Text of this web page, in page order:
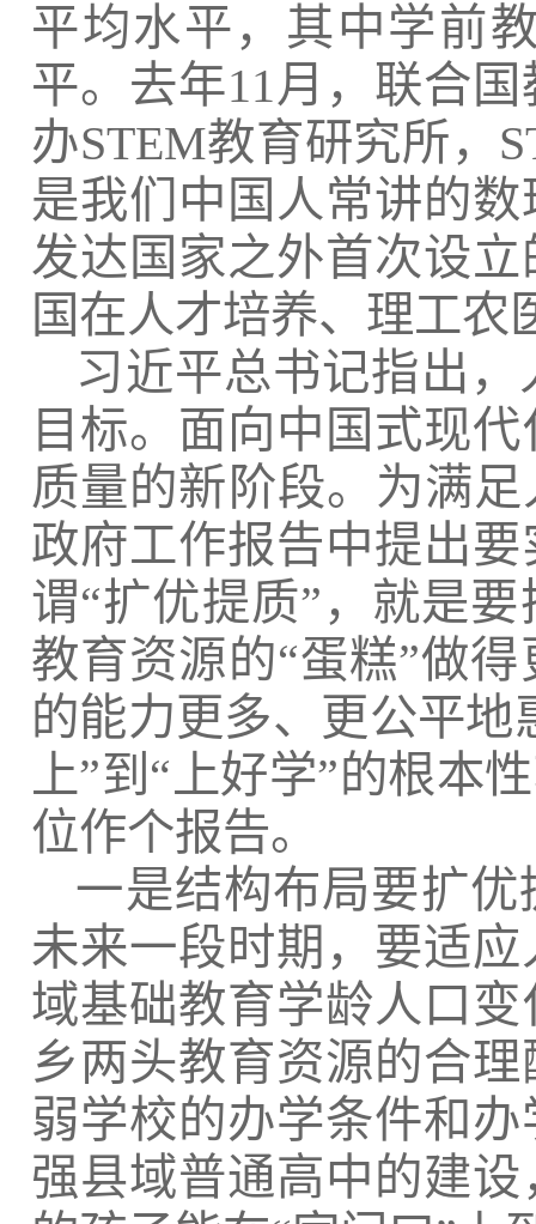
平均水平，其中学前
平。去年11月，联合
办STEM教育研究所，
是我们中国人常讲的
发达国家之外首次设
国在人才培养、理工农
习近平总书记指出
目标。面向中国式现
质量的新阶段。为满
政府工作报告中提出
谓“扩优提质”，就是
教育资源的“蛋糕”做
的能力更多、更公平地
上”到“上好学”的根本
位作个报告。
一是结构布局要扩
未来一段时期，要适
域基础教育学龄人口
乡两头教育资源的合
弱学校的办学条件和
强县域普通高中的建